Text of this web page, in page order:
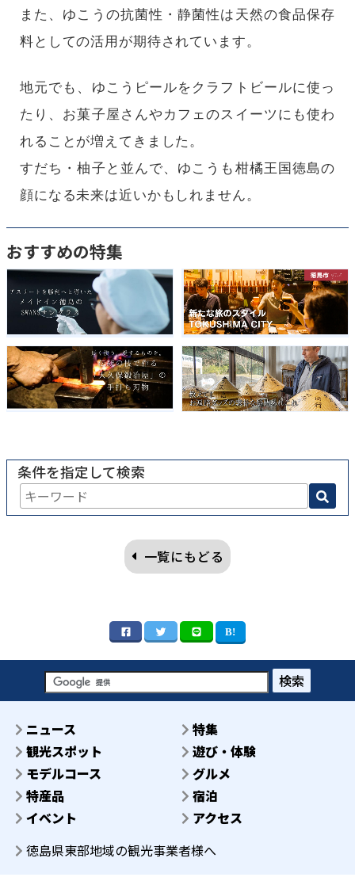
また、ゆこうの抗菌性・静菌性は天然の食品保存
料としての活用が期待されています。
地元でも、ゆこうピールをクラフトビールに使っ
たり、お菓子屋さんやカフェのスイーツにも使わ
れることが増えてきました。
すだち・柚子と並んで、ゆこうも柑橘王国徳島の
顔になる未来は近いかもしれません。
おすすめの特集
条件を指定して検索
一覧にもどる
検索
ニュース
特集
観光スポット
遊び・体験
モデルコース
グルメ
特産品
宿泊
イベント
アクセス
徳島県東部地域の観光事業者様へ